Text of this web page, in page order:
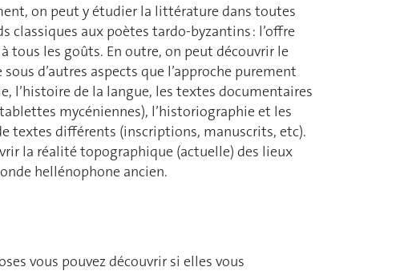
on peut y étudier la littérature dans toutes
classiques aux poètes tardo-byzantins : l’offre
tous les goûts. En outre, on peut découvrir le
d’autres aspects que l’approche purement
l’histoire de la langue, les textes documentaires
mycéniennes), l’historiographie et les
textes différents (inscriptions, manuscrits, etc).
la réalité topographique (actuelle) des lieux
hellénophone ancien.
vous pouvez découvrir si elles vous